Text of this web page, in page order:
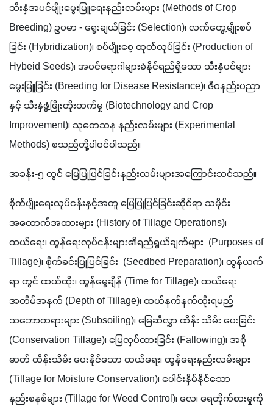
သီးနှံအပင်မျိုးမွေးမြူရေးနည်းလမ်းများ (Methods of Crop
Breeding) ဥပမာ - ရွေးချယ်ခြင်း (Selection)၊ လက်တွေ့မျိုးစပ်
ခြင်း (Hybridization)၊ စပ်မျိုးစေ့ ထုတ်လုပ်ခြင်း (Production of
Hybeid Seeds)၊ အပင်ရောဂါများခံနိုင်ရည်ရှိသော သီးနှံပင်များ
မွေးမြူခြင်း (Breeding for Disease Resistance)၊ ဇီဝနည်းပညာ
နှင့် သီးနှံဖွံ့ဖြိုးတိုးတက်မှု (Biotechnology and Crop
Improvement)၊ သုတေသန နည်းလမ်းများ (Experimental
Methods) စသည်တို့ပါဝင်ပါသည်။
အခန်း-၅ တွင် မြေပြုပြင်ခြင်းနည်းလမ်းများအကြောင်းသင်သည်။
စိုက်ပျိုးရေးလုပ်ငန်းနှင့်အတူ မြေပြုပြင်ခြင်းဆိုင်ရာ သမိုင်း
အထောက်အထားများ (History of Tillage Operations)၊
ထယ်ရေး၊ ထွန်ရေးလုပ်ငန်းများ၏ရည်ရွယ်ချက်များ  (Purposes of
Tillage)၊ စိုက်ခင်းပြုပြင်ခြင်း  (Seedbed Preparation)၊ ထွန်ယက်
ရာ တွင် ထယ်ထိုး၊ ထွန်မွေချိန် (Time for Tillage)၊ ထယ်ရေး
အတိမ်အနက် (Depth of Tillage)၊ ထယ်နက်နက်ထိုးရမည့်
သဘောတရားများ (Subsoiling)၊ မြေဆီလွှာ ထိန်း သိမ်း ပေးခြင်း
(Conservation Tillage)၊ မြေလှပ်ထားခြင်း (Fallowing)၊ အစို
ဓာတ် ထိန်းသိမ်း ပေးနိုင်သော ထယ်ရေး၊ ထွန်ရေးနည်းလမ်းများ
(Tillage for Moisture Conservation)၊ ပေါင်းနှိမ်နိုင်သော
နည်းစနစ်များ (Tillage for Weed Control)၊ လေ၊ ရေတိုက်စားမှုကို